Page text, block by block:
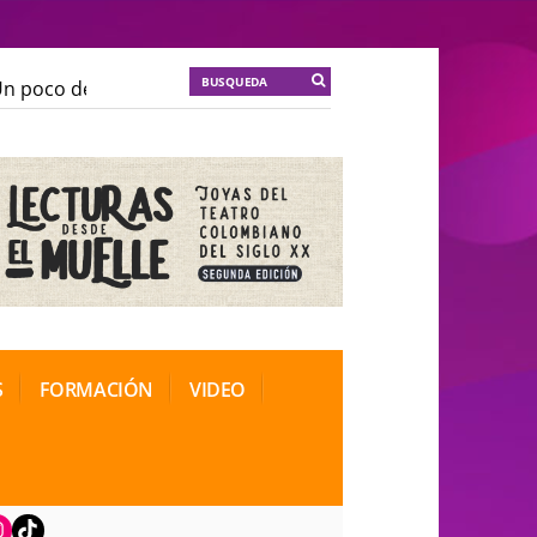
poco de locura para la cordura
de Teatro Rosa
FORMACIÓN VIDEO
TikTok